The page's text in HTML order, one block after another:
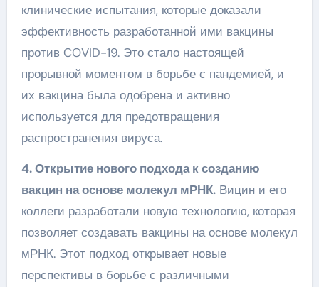
клинические испытания, которые доказали
эффективность разработанной ими вакцины
против COVID-19. Это стало настоящей
прорывной моментом в борьбе с пандемией, и
их вакцина была одобрена и активно
используется для предотвращения
распространения вируса.
4. Открытие нового подхода к созданию
вакцин на основе молекул мРНК.Вицин и его
коллеги разработали новую технологию, которая
позволяет создавать вакцины на основе молекул
мРНК. Этот подход открывает новые
перспективы в борьбе с различными